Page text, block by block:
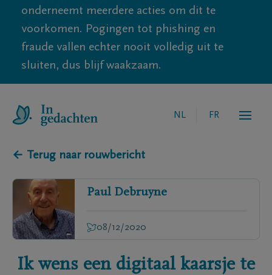
onderneemt meerdere acties om dit te
voorkomen. Pogingen tot phishing en
fraude vallen echter nooit volledig uit te
sluiten, dus blijf waakzaam.
NL FR
← Terug naar rouwbericht
Paul Debruyne
08/12/2020
Ik wens een digitaal kaarsje te